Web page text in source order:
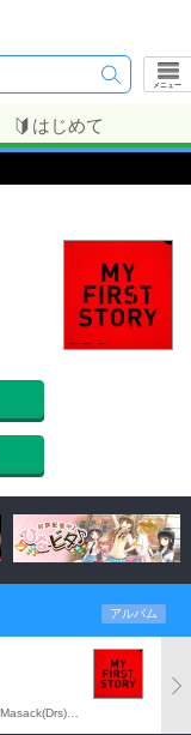
メニュー
はじめて
アルバム